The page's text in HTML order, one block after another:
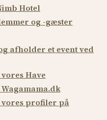
Hotel
og -gæster
afholder et event ved
Have
vores profiler på